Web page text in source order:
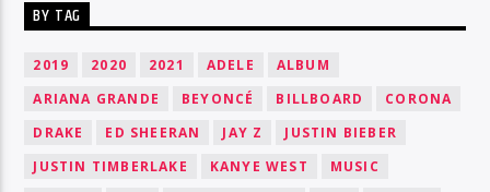
BY TAG
2019 2020 2021 ADELE
ALBUM
ARIANA GRANDE
BEYONCÉ BILLBOARD
CORONA
DRAKE
ED SHEERAN JAY Z
JUSTIN BIEBER
JUSTIN TIMBERLAKE
KANYE WEST
MUSIC